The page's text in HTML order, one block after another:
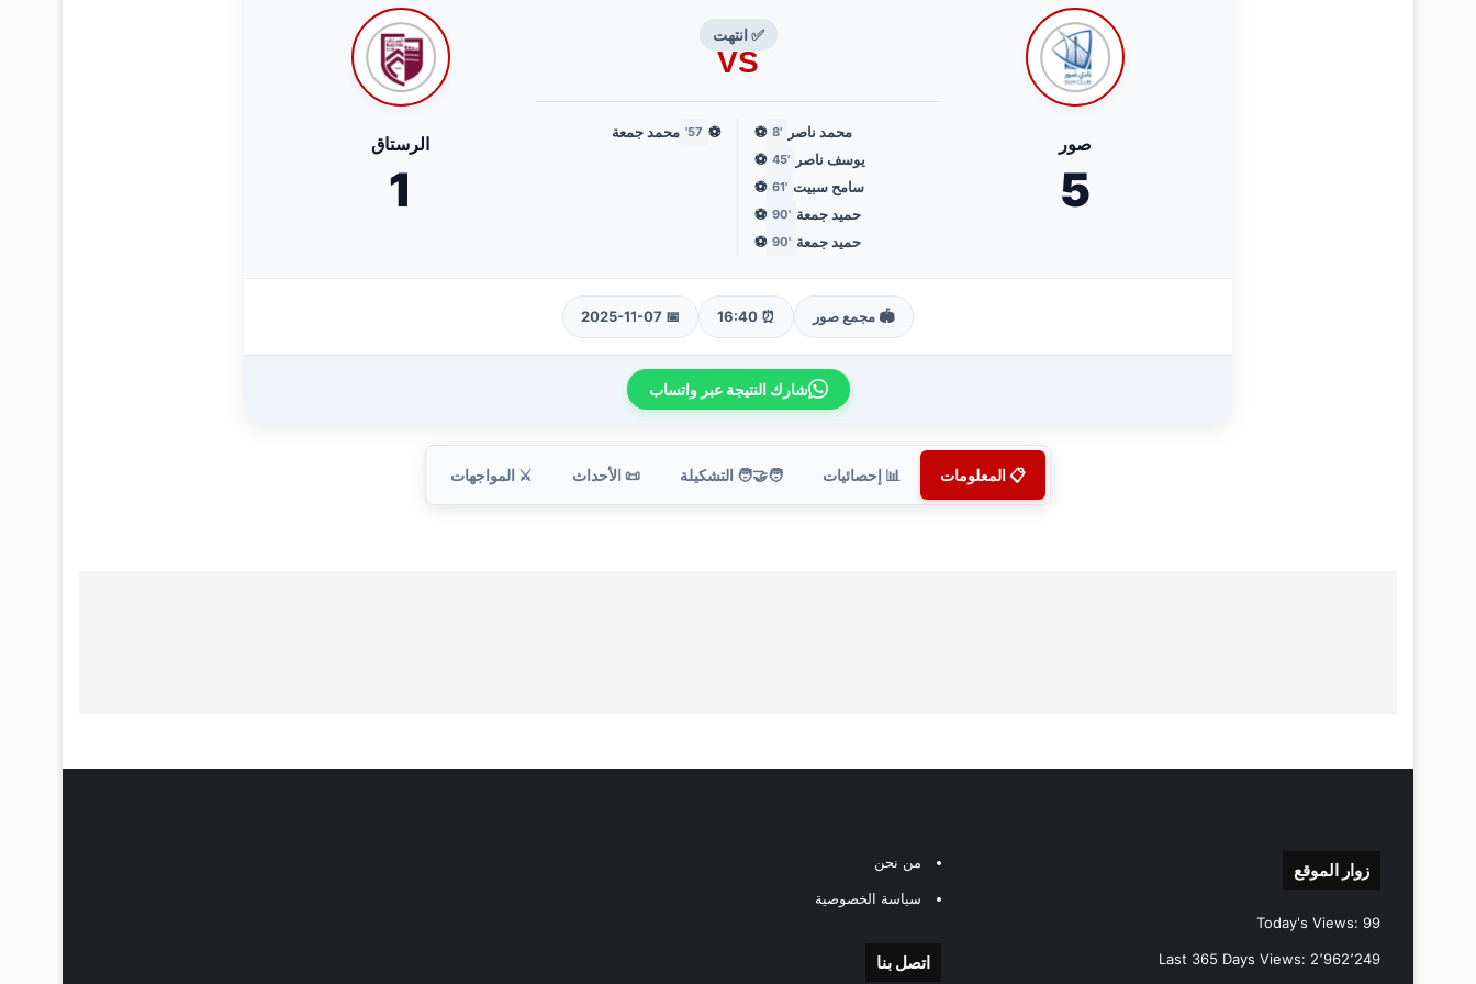
صور
5
✅ انتهت
VS
محمد ناصر '8
⚽
يوسف ناصر
'45
⚽
سامح سبيت '61
⚽
حميد جمعة '90
⚽
حميد جمعة '90
⚽
⚽
57' محمد جمعة
الرستاق
1
🏟️ مجمع صور ⏰ 16:40
📅 2025-11-07
شارك النتيجة عبر واتساب
📋 المعلومات 📊 إحصائيات 🧑‍🤝‍🧑 التشكيلة 📜 الأحداث ⚔️ المواجهات
زوار الموقع
Today's Views: 99
Last 365 Days Views: 2٬962٬249
من نحن
سياسة الخصوصية
اتصل بنا